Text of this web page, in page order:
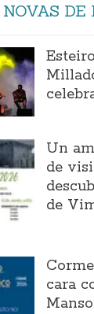
NOVAS DE
Un
de
de
cara
Manso